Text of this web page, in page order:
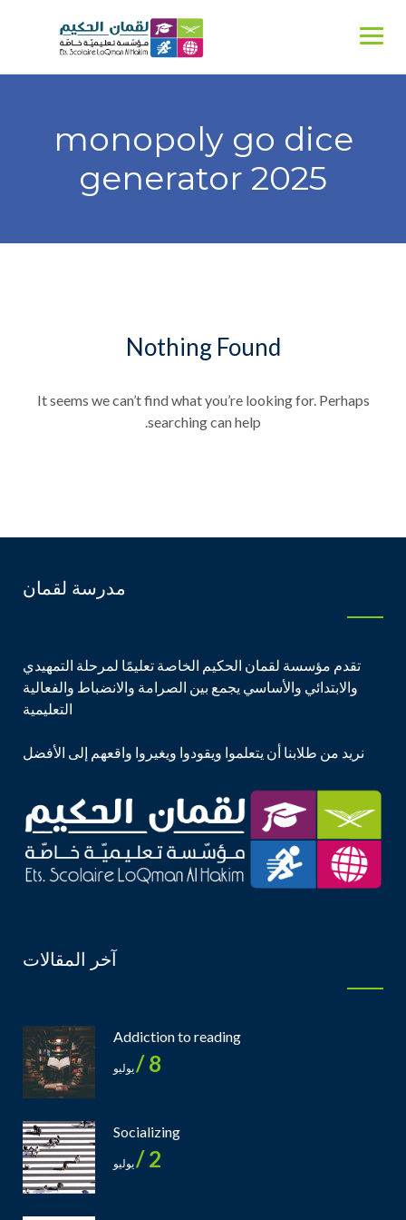
monopoly go dice
generator 2025
Nothing Found
It seems we can’t find what you’re looking for. Perhaps
searching can help.
مدرسة لقمان
تقدم مؤسسة لقمان الحكيم الخاصة تعليمًا لمرحلة التمهيدي
والابتدائي والأساسي يجمع بين الصرامة والانضباط والفعالية
التعليمية
نريد من طلابنا أن يتعلموا ويقودوا ويغيروا واقعهم إلى الأفضل
آخر المقالات
Addiction to reading
8 / يوليو
Socializing
2 / يوليو